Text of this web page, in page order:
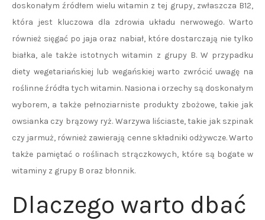
doskonałym źródłem wielu witamin z tej grupy, zwłaszcza B12,
która jest kluczowa dla zdrowia układu nerwowego. Warto
również sięgać po jaja oraz nabiał, które dostarczają nie tylko
białka, ale także istotnych witamin z grupy B. W przypadku
diety wegetariańskiej lub wegańskiej warto zwrócić uwagę na
roślinne źródła tych witamin. Nasiona i orzechy są doskonałym
wyborem, a także pełnoziarniste produkty zbożowe, takie jak
owsianka czy brązowy ryż. Warzywa liściaste, takie jak szpinak
czy jarmuż, również zawierają cenne składniki odżywcze. Warto
także pamiętać o roślinach strączkowych, które są bogate w
witaminy z grupy B oraz błonnik.
Dlaczego warto dbać